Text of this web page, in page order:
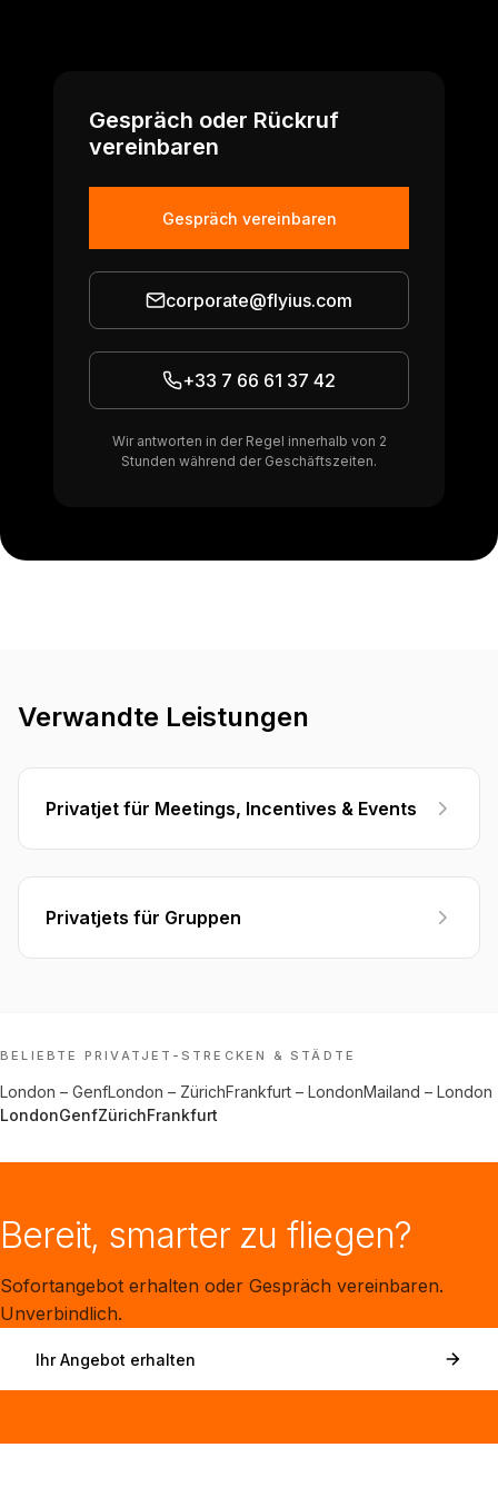
Gespräch oder Rückruf
vereinbaren
Gespräch vereinbaren
corporate@flyius.com
+33 7 66 61 37 42
Wir antworten in der Regel innerhalb von 2
Stunden während der Geschäftszeiten.
Verwandte Leistungen
Privatjet für Meetings, Incentives & Events
Privatjets für Gruppen
BELIEBTE PRIVATJET-STRECKEN & STÄDTE
London – GenfLondon – ZürichFrankfurt – LondonMailand – London
LondonGenfZürichFrankfurt
Bereit, smarter zu fliegen?
Sofortangebot erhalten oder Gespräch vereinbaren.
Unverbindlich.
Ihr Angebot erhalten